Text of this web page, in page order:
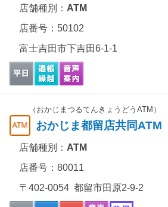
店舗種別： ATM
店番号：50102
富士吉田市下吉田6-1-1
（おかじまつるてんきょうどうATM）
おかじま都留店共同ATM
店舗種別： ATM
店番号：80011
〒402-0054 都留市田原2-9-2